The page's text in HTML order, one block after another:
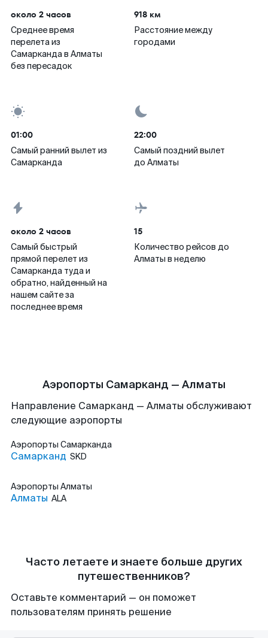
около 2 часов
Среднее время
перелета из
Самарканда в Алматы
без пересадок
918 км
Расстояние между
городами
01:00
Самый ранний вылет из
Самарканда
22:00
Самый поздний вылет
до Алматы
около 2 часов
Самый быстрый
прямой перелет из
Самарканда туда и
обратно, найденный на
нашем сайте за
последнее время
15
Количество рейсов до
Алматы в неделю
Аэропорты Самарканд — Алматы
Направление Самарканд — Алматы обслуживают
следующие аэропорты
Аэропорты Самарканда
Самарканд SKD
Аэропорты Алматы
Алматы ALA
Часто летаете и знаете больше других
путешественников?
Оставьте комментарий — он поможет
пользователям принять решение